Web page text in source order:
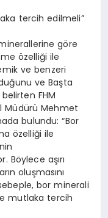
tercih edilmeli”
göre
özelliği ile
ve benzeri
ve Başta
belirten FHM
Müdürü Mehmet
bulundu: “Bor
özelliği ile
Böylece aşırı
oluşmasını
bor minerali
mutlaka tercih